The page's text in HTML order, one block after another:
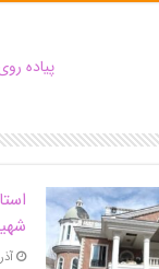
پیاده
آذر ۲۹,